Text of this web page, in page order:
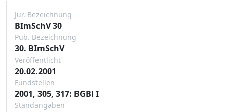
Jur. Bezeichnung
BImSchV 30
Pub. Bezeichnung
30. BImSchV
Veröffentlicht
20.02.2001
Fundstellen
2001, 305, 317: BGBl I
Standangaben